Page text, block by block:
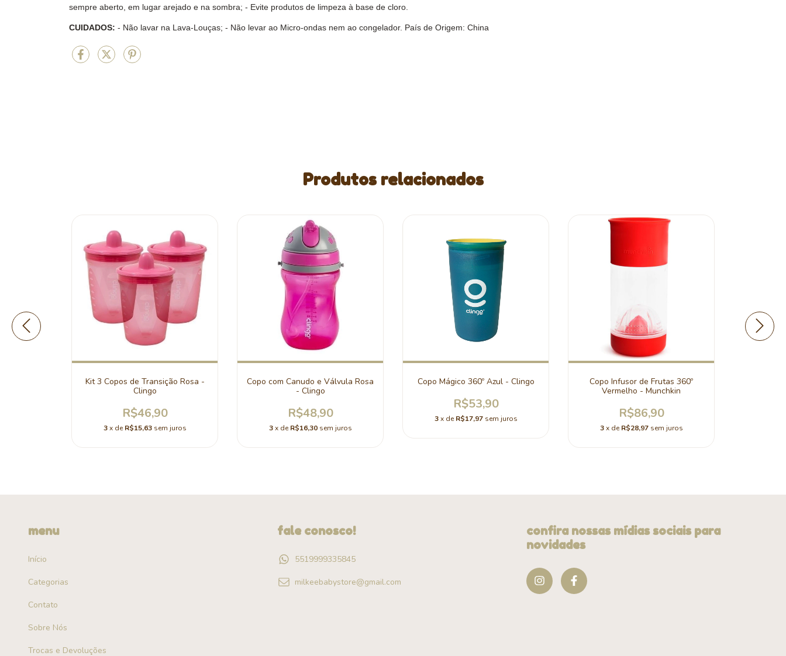
sempre aberto, em lugar arejado e na sombra; - Evite produtos de limpeza à base de cloro.
CUIDADOS: - Não lavar na Lava-Louças; - Não levar ao Micro-ondas nem ao congelador. País de Origem: China
Produtos relacionados
Kit 3 Copos de Transição Rosa -
Clingo
R$46,90
3 x de R$15,63 sem juros
Copo com Canudo e Válvula Rosa
- Clingo
R$48,90
3 x de R$16,30 sem juros
Copo Mágico 360º Azul - Clingo
R$53,90
3 x de R$17,97 sem juros
Copo Infusor de Frutas 360º
Vermelho - Munchkin
R$86,90
3 x de R$28,97 sem juros
menu
Início
Categorias
Contato
Sobre Nós
Trocas e Devoluções
fale conosco!
5519999335845
milkeebabystore@gmail.com
confira nossas mídias sociais para
novidades